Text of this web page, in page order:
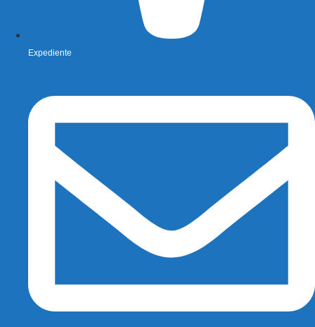
Expediente